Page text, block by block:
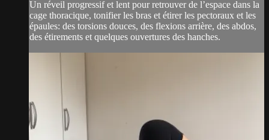
Un réveil progressif et lent pour retrouver de l’espace dans la
cage thoracique, tonifier les bras et étirer les pectoraux et les
épaules: des torsions douces, des flexions arrière, des abdos,
des étirements et quelques ouvertures des hanches.